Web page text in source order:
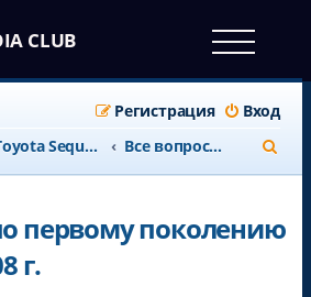
CLUB
Вход
Регистрация
Toyota Sequoia до 2008 г. Все вопросы по первому поколению Sequoia до 2008 г.
о
первому поколению
г.